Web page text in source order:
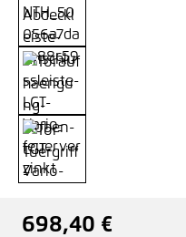
Regulärer Preis:
698,40 €